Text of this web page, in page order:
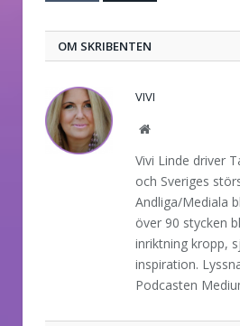
OM SKRIBENTEN
VIVI
Website
Vivi Linde driver
och Sveriges
Andliga/Mediala
över 90 stycken
inriktning kropp,
inspiration.
Podcasten